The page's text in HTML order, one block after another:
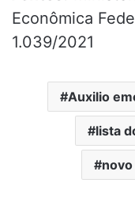
Econômica
1.039/2021
Auxilio
lista